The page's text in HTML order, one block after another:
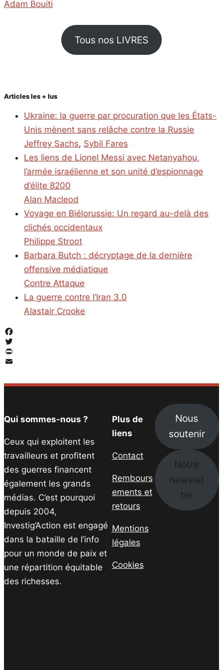
Adam Bouiti
Tous nos LIVRES
Articles les + lus
Ukraine: la guerre par procuration que les États-
Unis mènent sans relâche contre la Russie
Jeffrey Sachs, Sybil Fares
Les liens de Lionel Messi avec Netanyahou,
l’armée israélienne et son unité d’espionnage
d’élite 8200
Alan Macleod
Voyage en Biélorussie: Un regard au-delà des
clichés occidentaux
Philippe Stroot
Barbara Butch : décryptage de la dernière
offensive médiatique
Contre Attaque
La guerre contre l’Iran 3.0
Alastair Crooke
Facebook
Twitter
PrintFriendly
Qui sommes-nous ?
Ceux qui exploitent les
travailleurs et profitent
des guerres financent
également les grands
médias. C’est pourquoi
depuis 2004,
Investig’Action est engagé
dans la bataille de l’info
pour un monde de paix et
une répartition équitable
des richesses.
Plus de
liens
Contact
Rembours
ements et
retours
Mentions
légales
Cookies
Nous
soutenir
Notre
newslet
ter